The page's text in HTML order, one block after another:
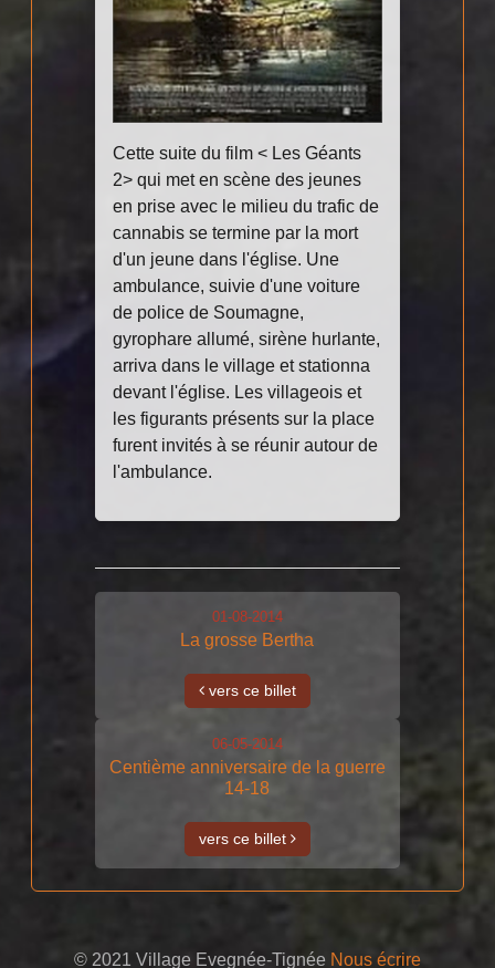
Cette suite du film < Les Géants
2> qui met en scène des jeunes
en prise avec le milieu du trafic de
cannabis se termine par la mort
d'un jeune dans l'église. Une
ambulance, suivie d'une voiture
de police de Soumagne,
gyrophare allumé, sirène hurlante,
arriva dans le village et stationna
devant l'église. Les villageois et
les figurants présents sur la place
furent invités à se réunir autour de
l'ambulance.
01-08-2014
La grosse Bertha
vers ce billet
06-05-2014
Centième anniversaire de la guerre
14-18
vers ce billet
© 2021 Village Evegnée-Tignée Nous écrire